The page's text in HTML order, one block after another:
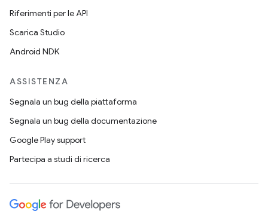
Riferimenti per le API
Scarica Studio
Android NDK
ASSISTENZA
Segnala un bug della piattaforma
Segnala un bug della documentazione
Google Play support
Partecipa a studi di ricerca